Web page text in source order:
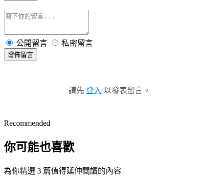
公開留言 私密留言
發佈留言
請先 登入 以發表留言。
Recommended
你可能也喜歡
為你精選 3 篇值得延伸閱讀的內容